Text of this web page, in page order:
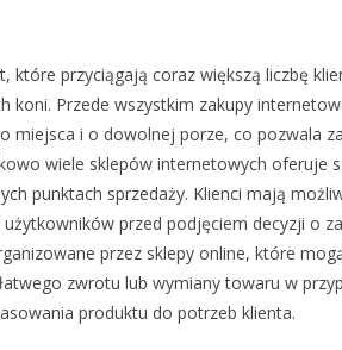
które przyciągają coraz większą liczbę
koni. Przede wszystkim zakupy
miejsca i o dowolnej porze, co pozwala
wiele sklepów internetowych oferuje
punktach sprzedaży. Klienci mają
przed podjęciem decyzji o
przez sklepy online, które
zwrotu lub wymiany towaru w
produktu do potrzeb klienta.